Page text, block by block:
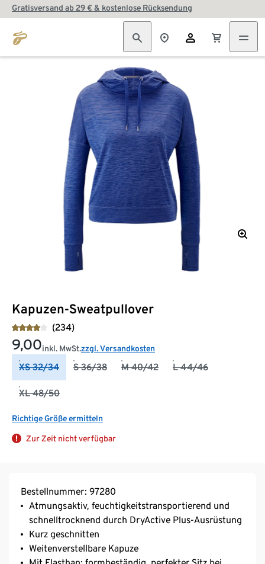
Gratisversand ab 29 € & kostenlose Rücksendung
Kapuzen-Sweatpullover
(234)
9,00inkl. MwSt.zzgl. Versandkosten
XS 32/34 S 36/38 M 40/42 L 44/46
XL 48/50
Richtige Größe ermitteln
Zur Zeit nicht verfügbar
Bestellnummer: 97280
Atmungsaktiv, feuchtigkeitstransportierend und
schnelltrocknend durch DryActive Plus-Ausrüstung
Kurz geschnitten
Weitenverstellbare Kapuze